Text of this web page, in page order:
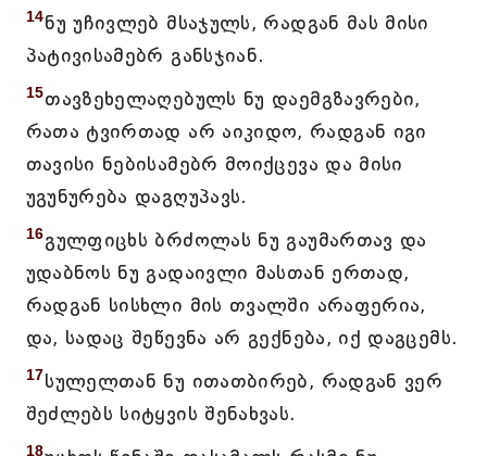
14ნუ უჩივლებ მსაჯულს, რადგან მას მისი
პატივისამებრ განსჯიან.
15თავზეხელაღებულს ნუ დაემგზავრები,
რათა ტვირთად არ აიკიდო, რადგან იგი
თავისი ნებისამებრ მოიქცევა და მისი
უგუნურება დაგღუპავს.
16გულფიცხს ბრძოლას ნუ გაუმართავ და
უდაბნოს ნუ გადაივლი მასთან ერთად,
რადგან სისხლი მის თვალში არაფერია,
და, სადაც შეწევნა არ გექნება, იქ დაგცემს.
17სულელთან ნუ ითათბირებ, რადგან ვერ
შეძლებს სიტყვის შენახვას.
18